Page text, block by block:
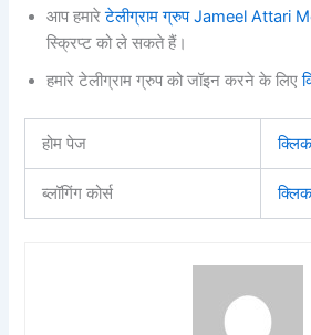
आप हमारेटेलीग्राम ग्रुप Jameel Attari
स्क्रिप्ट को ले सकते हैं।
हमारे टेलीग्राम ग्रुप को जॉइन करने के लिए
होम पेज
ब्लॉगिंग कोर्स